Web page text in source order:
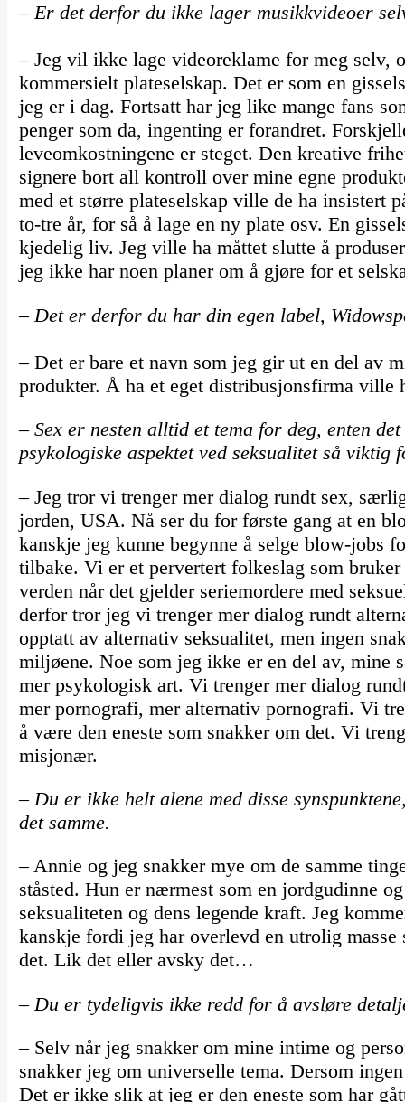
– Er det derfor du ikke lager musikkvideoer
– Jeg vil ikke lage videoreklame for meg selv,
kommersielt plateselskap. Det er som en
jeg er i dag. Fortsatt har jeg like mange fans
penger som da, ingenting er forandret.
leveomkostningene er steget. Den kreative
signere bort all kontroll over mine egne
med et større plateselskap ville de ha insistert
to-tre år, for så å lage en ny plate osv. En
kjedelig liv. Jeg ville ha måttet slutte å
jeg ikke har noen planer om å gjøre for et
– Det er derfor du har din egen label,
– Det er bare et navn som jeg gir ut en del av
produkter. Å ha et eget distribusjonsfirma ville
– Sex er nesten alltid et tema for deg, enten
psykologiske aspektet ved seksualitet så viktig
– Jeg tror vi trenger mer dialog rundt sex,
jorden, USA. Nå ser du for første gang at en
kanskje jeg kunne begynne å selge blow-jobs
tilbake. Vi er et pervertert folkeslag som
verden når det gjelder seriemordere med
derfor tror jeg vi trenger mer dialog rundt
opptatt av alternativ seksualitet, men ingen
miljøene. Noe som jeg ikke er en del av, mine
mer psykologisk art. Vi trenger mer dialog
mer pornografi, mer alternativ pornografi. Vi
å være den eneste som snakker om det. Vi
misjonær.
– Du er ikke helt alene med disse
det samme.
– Annie og jeg snakker mye om de samme
ståsted. Hun er nærmest som en jordgudinne
seksualiteten og dens legende kraft. Jeg
kanskje fordi jeg har overlevd en utrolig
det. Lik det eller avsky det…
– Du er tydeligvis ikke redd for å avsløre
– Selv når jeg snakker om mine intime og
snakker jeg om universelle tema. Dersom
Det er ikke slik at jeg er den eneste som har